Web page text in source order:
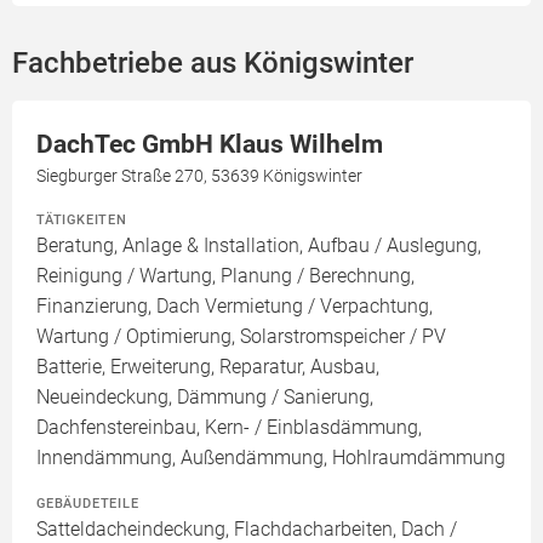
Fachbetriebe aus Königswinter
DachTec GmbH Klaus Wilhelm
Siegburger Straße 270, 53639 Königswinter
TÄTIGKEITEN
Beratung, Anlage & Installation, Aufbau / Auslegung,
Reinigung / Wartung, Planung / Berechnung,
Finanzierung, Dach Vermietung / Verpachtung,
Wartung / Optimierung, Solarstromspeicher / PV
Batterie, Erweiterung, Reparatur, Ausbau,
Neueindeckung, Dämmung / Sanierung,
Dachfenstereinbau, Kern- / Einblasdämmung,
Innendämmung, Außendämmung, Hohlraumdämmung
GEBÄUDETEILE
Satteldacheindeckung, Flachdacharbeiten, Dach /